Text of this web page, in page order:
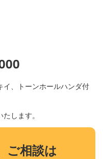
イ、トーンホールハンダ付
します。
ご相談は